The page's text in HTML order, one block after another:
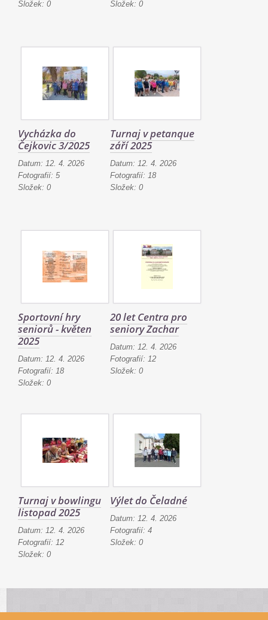
Složek: 0
Složek: 0
Vycházka do
Čejkovic 3/2025
Datum: 12. 4. 2026
Fotografií: 5
Složek: 0
Turnaj v petanque
září 2025
Datum: 12. 4. 2026
Fotografií: 18
Složek: 0
Sportovní hry
seniorů - květen
2025
Datum: 12. 4. 2026
Fotografií: 18
Složek: 0
20 let Centra pro
seniory Zachar
Datum: 12. 4. 2026
Fotografií: 12
Složek: 0
Turnaj v bowlingu
listopad 2025
Datum: 12. 4. 2026
Fotografií: 12
Složek: 0
Výlet do Čeladné
Datum: 12. 4. 2026
Fotografií: 4
Složek: 0